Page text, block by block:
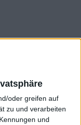
oder greifen auf
zu und verarbeiten
und